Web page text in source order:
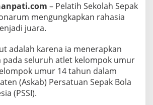
– Pelatih Sekolah Sepak
mengungkapkan rahasia
juara.
adalah karena ia menerapkan
pada seluruh atlet kelompok umur
umur 14 tahun dalam
(Askab) Persatuan Sepak Bola
(PSSI).